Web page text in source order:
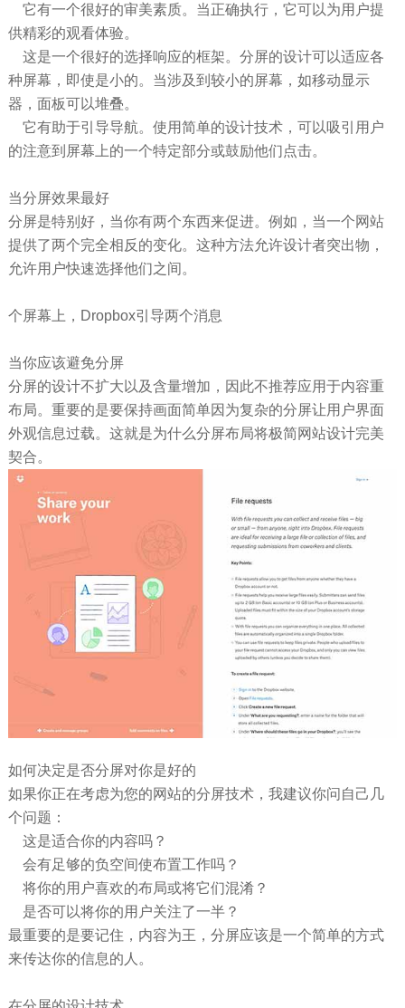
它有一个很好的审美素质。当正确执行，它可以为用户提
供精彩的观看体验。
这是一个很好的选择响应的框架。分屏的设计可以适应各
种屏幕，即使是小的。当涉及到较小的屏幕，如移动显示
器，面板可以堆叠。
它有助于引导导航。使用简单的设计技术，可以吸引用户
的注意到屏幕上的一个特定部分或鼓励他们点击。
当分屏效果最好
分屏是特别好，当你有两个东西来促进。例如，当一个网站
提供了两个完全相反的变化。这种方法允许设计者突出物，
允许用户快速选择他们之间。
个屏幕上，Dropbox引导两个消息
当你应该避免分屏
分屏的设计不扩大以及含量增加，因此不推荐应用于内容重
布局。重要的是要保持画面简单因为复杂的分屏让用户界面
外观信息过载。这就是为什么分屏布局将极简网站设计完美
契合。
如何决定是否分屏对你是好的
如果你正在考虑为您的网站的分屏技术，我建议你问自己几
个问题：
这是适合你的内容吗？
会有足够的负空间使布置工作吗？
将你的用户喜欢的布局或将它们混淆？
是否可以将你的用户关注了一半？
最重要的是要记住，内容为王，分屏应该是一个简单的方式
来传达你的信息的人。